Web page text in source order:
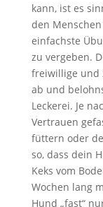
kann, ist es
den
einfachste
zu vergeben.
freiwillige und
ab und
Leckerei. Je
Vertrauen
füttern oder
so, dass dein
Keks vom
Wochen lang
Hund „fast“